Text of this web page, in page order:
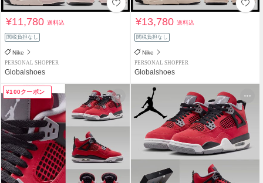
¥11,780送料込
関税負担なし
Nike
PERSONAL SHOPPER
Globalshoes
¥13,780送料込
関税負担なし
Nike
PERSONAL SHOPPER
Globalshoes
¥100クーポン